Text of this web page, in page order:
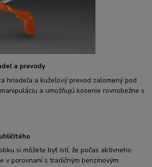
a prevody
hriadeľa a kužeľový prevod zalomený pod
a umožňujú kosenie rovnobežne s
si môžete byť istí, že počas aktívneho
v porovnaní s tradičným benzínovým